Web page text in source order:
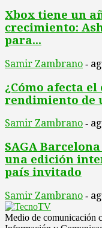
Xbox tiene un
crecimiento:
para...
Samir Zambrano -
¿Cómo afecta
rendimiento de
Samir Zambrano -
SAGA
una edición
país invitado
Samir Zambrano -
Medio de comunicación